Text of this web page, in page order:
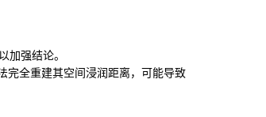
强结论。
完全重建其空间浸润距离，可能导致